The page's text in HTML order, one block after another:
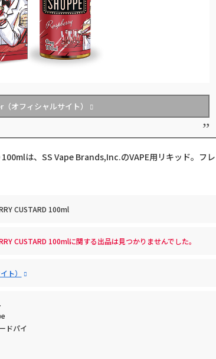
オフィシャルサイト）
は、SS Vape Brands,Inc.のVAPE用リキッド。フレ
CUSTARD 100ml
CUSTARD 100mlに関する出品は見つかりませんでした。
ト）
ドパイ